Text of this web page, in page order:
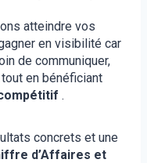
atteindre vos
en visibilité car
de communiquer,
en bénéficiant
.
concrets et une
d’Affaires et